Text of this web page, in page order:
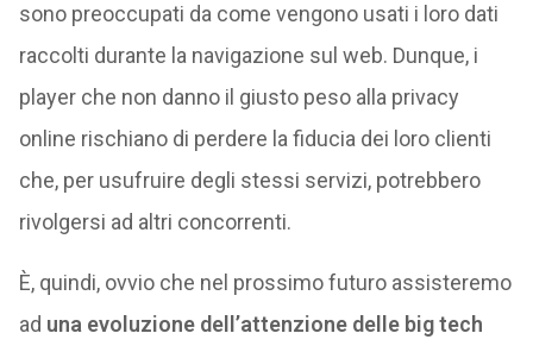
sono preoccupati da come vengono usati i loro dati
raccolti durante la navigazione sul web. Dunque, i
player che non danno il giusto peso alla privacy
online rischiano di perdere la fiducia dei loro clienti
che, per usufruire degli stessi servizi, potrebbero
rivolgersi ad altri concorrenti.
È, quindi, ovvio che nel prossimo futuro assisteremo
ad una evoluzione dell’attenzione delle big tech